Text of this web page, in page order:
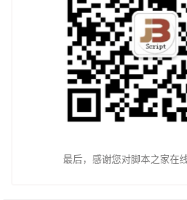
最后，感谢您对脚本之家在